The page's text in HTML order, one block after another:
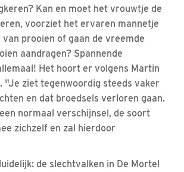
Kan en moet het vrouwtje de
voorziet het ervaren mannetje
van prooien of gaan de vreemde
aandragen? Spannende
Het hoort er volgens Martin
"Je ziet tegenwoordig steeds vaker
en dat broedsels verloren gaan.
normaal verschijnsel, de soort
zichzelf en zal hierdoor
de slechtvalken in De Mortel